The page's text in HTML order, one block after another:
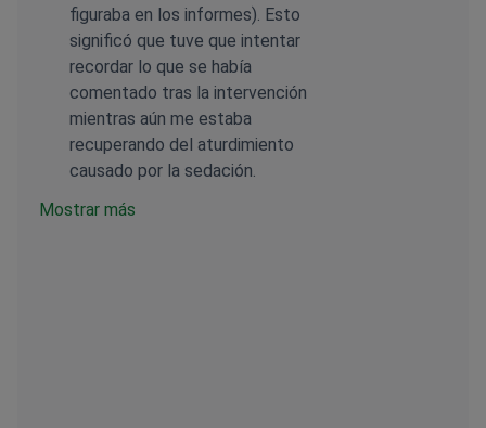
figuraba en los informes). Esto
significó que tuve que intentar
recordar lo que se había
comentado tras la intervención
mientras aún me estaba
recuperando del aturdimiento
causado por la sedación.
Mostrar más